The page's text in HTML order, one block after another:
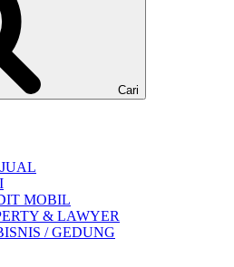
Cari
MOBIL
& LAWYER
/ GEDUNG